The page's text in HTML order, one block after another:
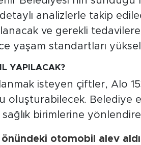
analizlerle takip
ve gerekli tedavilere
yaşam standartları
YAPILACAK?
isteyen çiftler, Alo
oluşturabilecek. Belediye
birimlerine
otomobil alev